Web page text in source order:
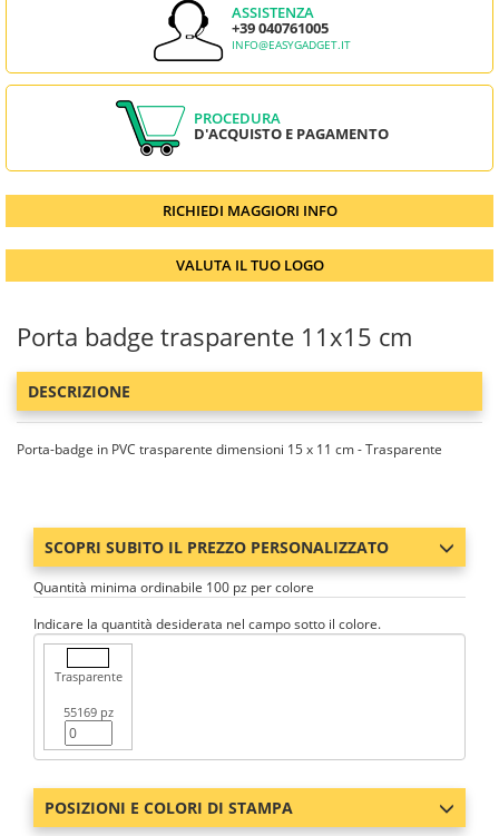
ASSISTENZA
+39 040761005
INFO@EASYGADGET.IT
PROCEDURA
D'ACQUISTO E PAGAMENTO
RICHIEDI MAGGIORI INFO
VALUTA IL TUO LOGO
Porta badge trasparente 11x15 cm
DESCRIZIONE
Porta-badge in PVC trasparente dimensioni 15 x 11 cm - Trasparente
SCOPRI SUBITO IL PREZZO PERSONALIZZATO
Quantità minima ordinabile 100 pz per colore
Indicare la quantità desiderata nel campo sotto il colore.
Trasparente
55169 pz
POSIZIONI E COLORI DI STAMPA